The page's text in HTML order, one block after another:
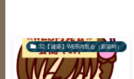
32【建築】WEB内覧会（新築時）